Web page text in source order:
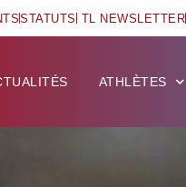
STATUTS TL NEWSLETTER
ATHLÈTES